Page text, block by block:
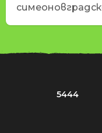
5444